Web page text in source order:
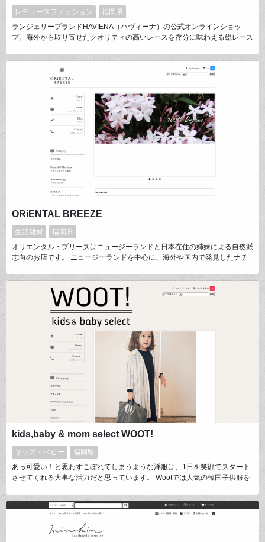
レディースファッション
福岡県
ランジェリーブランドHAVIENA（ハヴィーナ）の公式オンラインショッ
プ。海外から取り寄せたクオリティの高いレースを存分に味わえる総レース
で仕上げています。またブラはオケージョン対応できるよう、パッドを内蔵
できるポケットがついており、幅広いシーンでご愛用いただけます。
ORiENTAL BREEZE
生活雑貨
福岡県
オリエンタル・ブリーズはニュージーランドと日本在住の姉妹による自然派
志向のお店です。 ニュージーランドを中心に、海外や国内で発見したナチ
ズとしても、100％ナチュラルにこだわり商品を開発・販売しておりま
kids,baby & mom select WOOT!
キッズ・ベビー
福岡県
あっ可愛い！と思わずこぼれてしまうような洋服は、1日を笑顔でスタート
させてくれる大事な活力だと思っています。 Wootでは人気の韓国子供服を
セレクトを心がけています。 また、ギフトに喜ばれるドライフルーツはド
ライフルーツ専門店ichimaru.さんの厳選されたドライフルーツをセレク
ト。大切な人に喜んでもらえるセレクトショップです